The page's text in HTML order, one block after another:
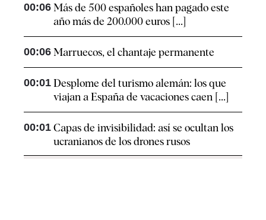
00:06 Más de 500 españoles han pagado este
año más de 200.000 euros [...]
00:06 Marruecos, el chantaje permanente
00:01 Desplome del turismo alemán: los que
viajan a España de vacaciones caen [...]
00:01 Capas de invisibilidad: así se ocultan los
ucranianos de los drones rusos